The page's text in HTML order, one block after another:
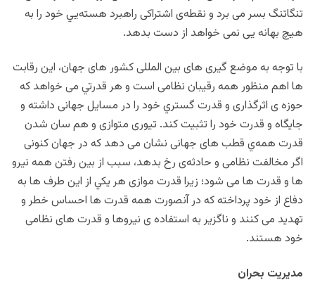
تنگاتنگ بسر می برد و نقطه‌ی اشتراکی راهبرد هسته‌يي خود را به
هیچ بهانه یی نمی خواهد از دست بدهد.
با توجه به موضع گیری های بین المللی کشور های جهان، این رقابت
ها اهم منظور همه رقیبان نظامی است و هر قدرتي می خواهد كه
حوزه ی اثرگذاری و قدرت گستري خود را در مسایل جهانی داشته و
جایگاه و قدرت خود را تثبیت کند. تیوری متوازی و هم سان شدن
قدرت همه‌ي قطب های جهانی نشان می دهد كه در جهان کنونی
اگر مخالفت نظامی و حادثه‌ی رخ بدهد، سبب از بین رفتن همه نیرو
ها و قدرت ها می شود؛ زیرا قدرت موازی هر يكي از اين طرف ها به
دفاع از خود پرداخته كه در آنصورت همه قدرت ها احساس خطر و
تهدید می کنند و ناگزیر به استفاده ی نیروها و قدرت های نظامی
خود هستند.
مدیریت بحران